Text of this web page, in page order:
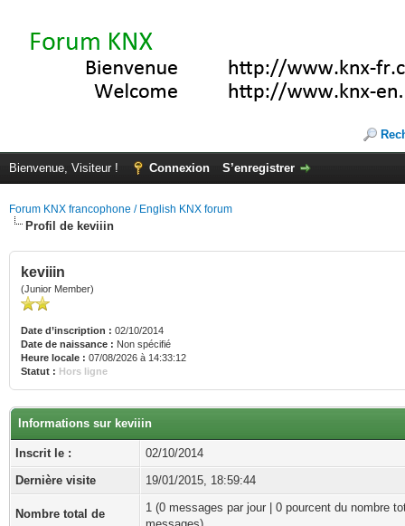
Bienvenue, Visiteur ! Connexion S’enregistrer
Forum KNX francophone / English KNX forum
Profil de keviiin
keviiin
(Junior Member)
Date d’inscription : 02/10/2014
Date de naissance : Non spécifié
Heure locale : 07/08/2026 à 14:33:12
Statut : Hors ligne
Informations sur keviiin
Inscrit le :
02/10/2014
Dernière visite
19/01/2015, 18:59:44
Nombre total de
1 (0 messages par jour | 0 pourcent du nombre